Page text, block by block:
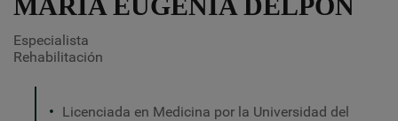
Especialista
Rehabilitación
Licenciada en Medicina por la Universidad del